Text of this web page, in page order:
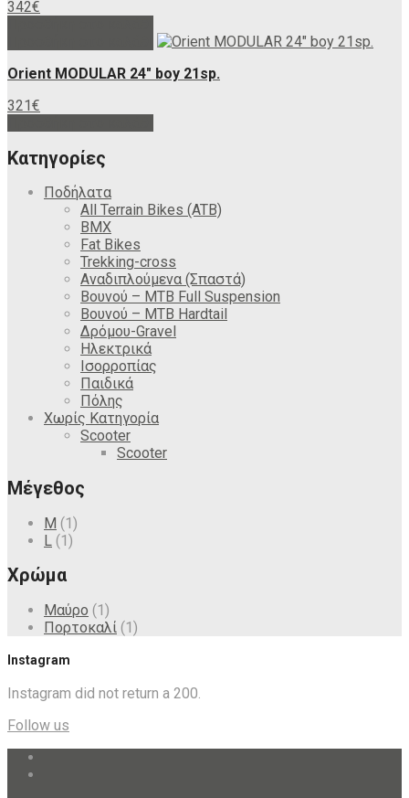
342€
Orient MODULAR 24″ boy 21sp.
321€
Κατηγορίες
Ποδήλατα
All Terrain Bikes (ATB)
BMX
Fat Bikes
Trekking-cross
Αναδιπλούμενα (Σπαστά)
Βουνού – MTB Full Suspension
Βουνού – MTB Hardtail
Δρόμου-Gravel
Ηλεκτρικά
Ισορροπίας
Παιδικά
Πόλης
Χωρίς Κατηγορία
Scooter
Scooter
Μέγεθος
M (1)
L (1)
Χρώμα
Μαύρο (1)
Πορτοκαλί (1)
Instagram
Instagram did not return a 200.
Follow us